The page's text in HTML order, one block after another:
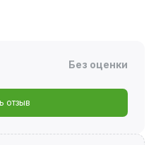
Без оценки
отзыв